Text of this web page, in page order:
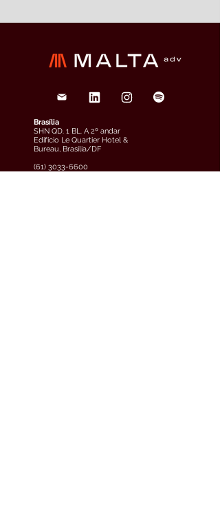
Brasília
SHN QD. 1 BL. A 2º andar
Edifício Le Quartier Hotel &
Bureau, Brasília/DF
(61) 3033-6600